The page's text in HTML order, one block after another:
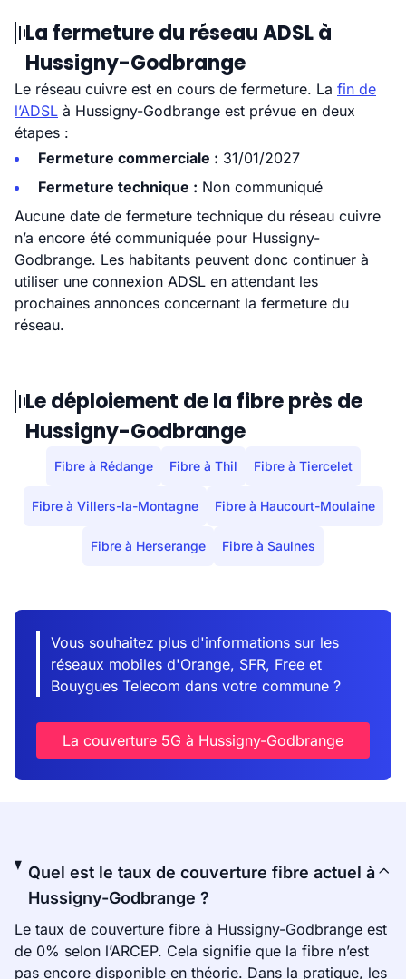
La fermeture du réseau ADSL à
Hussigny-Godbrange
Le réseau cuivre est en cours de fermeture. La fin de
l’ADSL à Hussigny-Godbrange est prévue en deux
étapes :
Fermeture commerciale : 31/01/2027
Fermeture technique : Non communiqué
Aucune date de fermeture technique du réseau cuivre
n’a encore été communiquée pour Hussigny-
Godbrange. Les habitants peuvent donc continuer à
utiliser une connexion ADSL en attendant les
prochaines annonces concernant la fermeture du
réseau.
Le déploiement de la fibre près de
Hussigny-Godbrange
Fibre à Rédange Fibre à Thil Fibre à Tiercelet
Fibre à Villers-la-Montagne Fibre à Haucourt-Moulaine
Fibre à Herserange Fibre à Saulnes
Vous souhaitez plus d'informations sur les
réseaux mobiles d'Orange, SFR, Free et
Bouygues Telecom dans votre commune ?
La couverture 5G à Hussigny-Godbrange
Quel est le taux de couverture fibre actuel à
Hussigny-Godbrange ?
Le taux de couverture fibre à Hussigny-Godbrange est
de 0% selon l’ARCEP. Cela signifie que la fibre n’est
pas encore disponible en théorie. Dans la pratique, les